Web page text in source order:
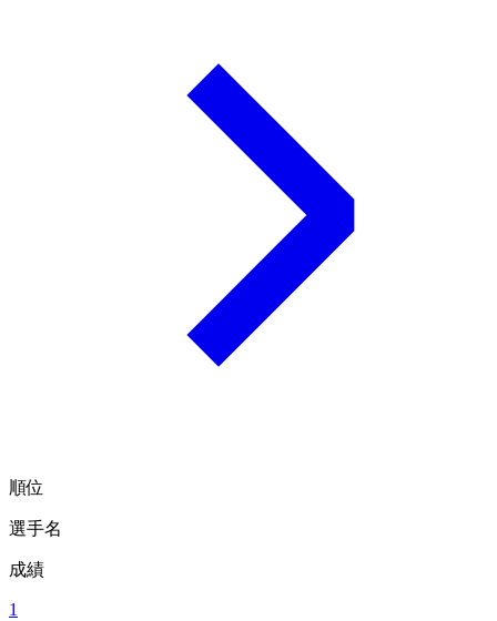
順位
選手名
成績
1